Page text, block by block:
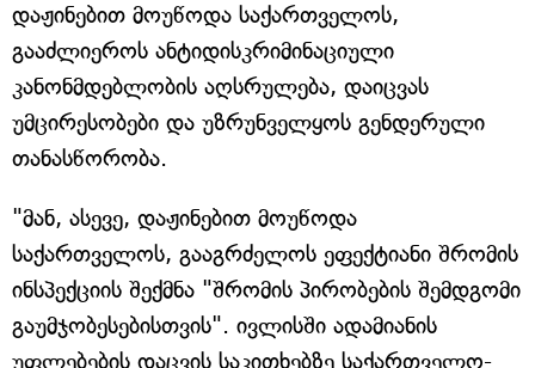
დაჟინებით მოუწოდა საქართველოს,
გააძლიეროს ანტიდისკრიმინაციული
კანონმდებლობის აღსრულება, დაიცვას
უმცირესობები და უზრუნველყოს გენდერული
თანასწორობა.
"მან, ასევე, დაჟინებით მოუწოდა
საქართველოს, გააგრძელოს ეფექტიანი შრომის
ინსპექციის შექმნა "შრომის პირობების შემდგომი
გაუმჯობესებისთვის". ივლისში ადამიანის
უფლებების დაცვის საკითხებზე საქართველო-